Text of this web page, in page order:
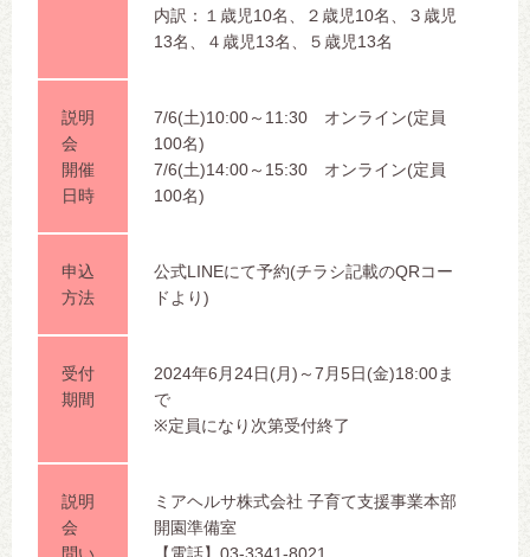
内訳：１歳児10名、２歳児10名、３歳児
13名、４歳児13名、５歳児13名
説明
会
開催
日時
7/6(土)10:00～11:30 オンライン(定員
100名)
7/6(土)14:00～15:30 オンライン(定員
100名)
申込
方法
公式LINEにて予約(チラシ記載のQRコー
ドより)
受付
期間
2024年6月24日(月)～7月5日(金)18:00ま
で
※定員になり次第受付終了
説明
会
ミアヘルサ株式会社 子育て支援事業本部
開園準備室